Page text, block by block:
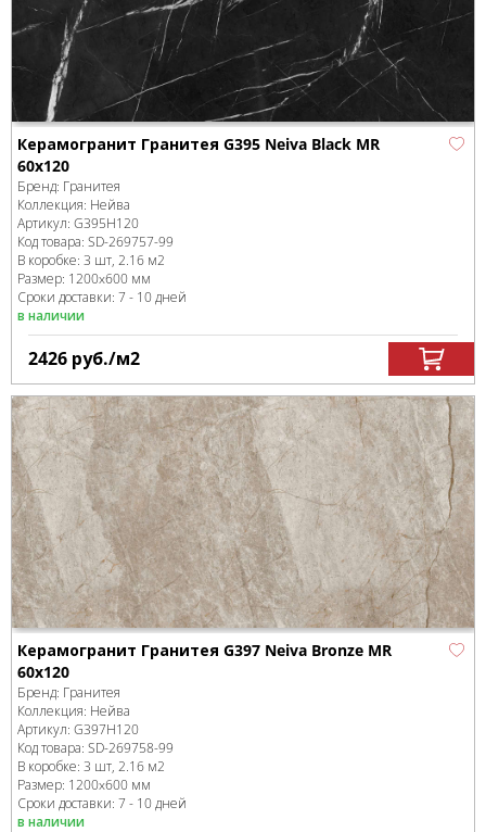
Керамогранит Гранитея G395 Neiva Black MR
60x120
Бренд: Гранитея
Коллекция: Нейва
Артикул: G395Н120
Код товара: SD-269757-99
В коробке: 3 шт, 2.16 м2
Размер: 1200x600 мм
Сроки доставки: 7 - 10 дней
в наличии
2426 руб./м2
Керамогранит Гранитея G397 Neiva Bronze MR
60x120
Бренд: Гранитея
Коллекция: Нейва
Артикул: G397Н120
Код товара: SD-269758-99
В коробке: 3 шт, 2.16 м2
Размер: 1200x600 мм
Сроки доставки: 7 - 10 дней
в наличии